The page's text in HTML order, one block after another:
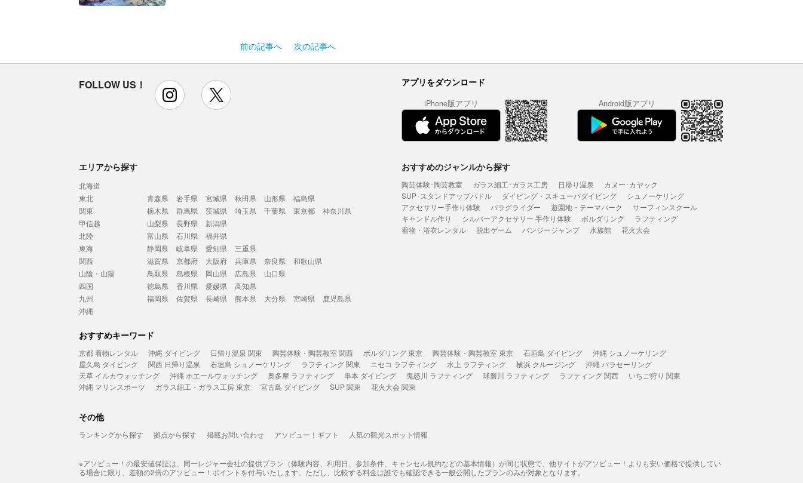
前の記事へ 次の記事へ
FOLLOW US！ instagram アプリをダウンロード
iPhone版アプリ Android版アプリ
エリアから探す
北海道
東北
青森県 岩手県 宮城県 秋田県 山形県
福島県
関東
栃木県 群馬県 茨城県 埼玉県 千葉県 東京都
神奈川県
甲信越
山梨県 長野県
新潟県
北陸
富山県 石川県
福井県
東海
静岡県 岐阜県 愛知県
三重県
関西
滋賀県 京都府 大阪府 兵庫県 奈良県
和歌山県
山陰・山陽
鳥取県 島根県 岡山県 広島県
山口県
四国
徳島県 香川県 愛媛県
高知県
九州
福岡県 佐賀県 長崎県 熊本県 大分県 宮崎県
鹿児島県
沖縄
おすすめのジャンルから探す
陶芸体験･陶芸教室 ガラス細工･ガラス工房 日帰り温泉
カヌー･カヤック
SUP･スタンドアップパドル
ダイビング・スキューバダイビング
シュノーケリング
アクセサリー手作り体験
パラグライダー 遊園地・テーマパーク
サーフィンスクール
キャンドル作り
シルバーアクセサリー 手作り体験 ボルダリング
ラフティング
着物・浴衣レンタル
脱出ゲーム バンジージャンプ 水族館 花火大会
おすすめキーワード
京都 着物レンタル 沖縄 ダイビング 日帰り温泉 関東 陶芸体験・陶芸教室 関西 ボルダリング 東京 陶芸体験・陶芸教室 東京 石垣島 ダイビング
沖縄 シュノーケリング
屋久島 ダイビング
関西 日帰り温泉 石垣島 シュノーケリング ラフティング 関東 ニセコ ラフティング 水上 ラフティング 横浜 クルージング
沖縄 パラセーリング
天草 イルカウォッチング
沖縄 ホエールウォッチング 奥多摩 ラフティング 串本 ダイビング 鬼怒川 ラフティング 球磨川 ラフティング ラフティング 関西
いちご狩り 関東
沖縄 マリンスポーツ
ガラス細工・ガラス工房 東京 宮古島 ダイビング SUP 関東 花火大会 関東
その他
ランキングから探す 拠点から探す 掲載お問い合わせ アソビュー！ギフト 人気の観光スポット情報
※アソビュー！の最安値保証は、同一レジャー会社の提供プラン（体験内容、利用日、参加条件、キャンセル規約などの基本情報）が同じ状態で、他サイトがアソビュー！よりも安い価格で提供してい
る場合に限り、差額の2倍のアソビュー！ポイントを付与いたします。ただし、比較する料金は誰でも確認できる一般公開したプランのみが対象となります。